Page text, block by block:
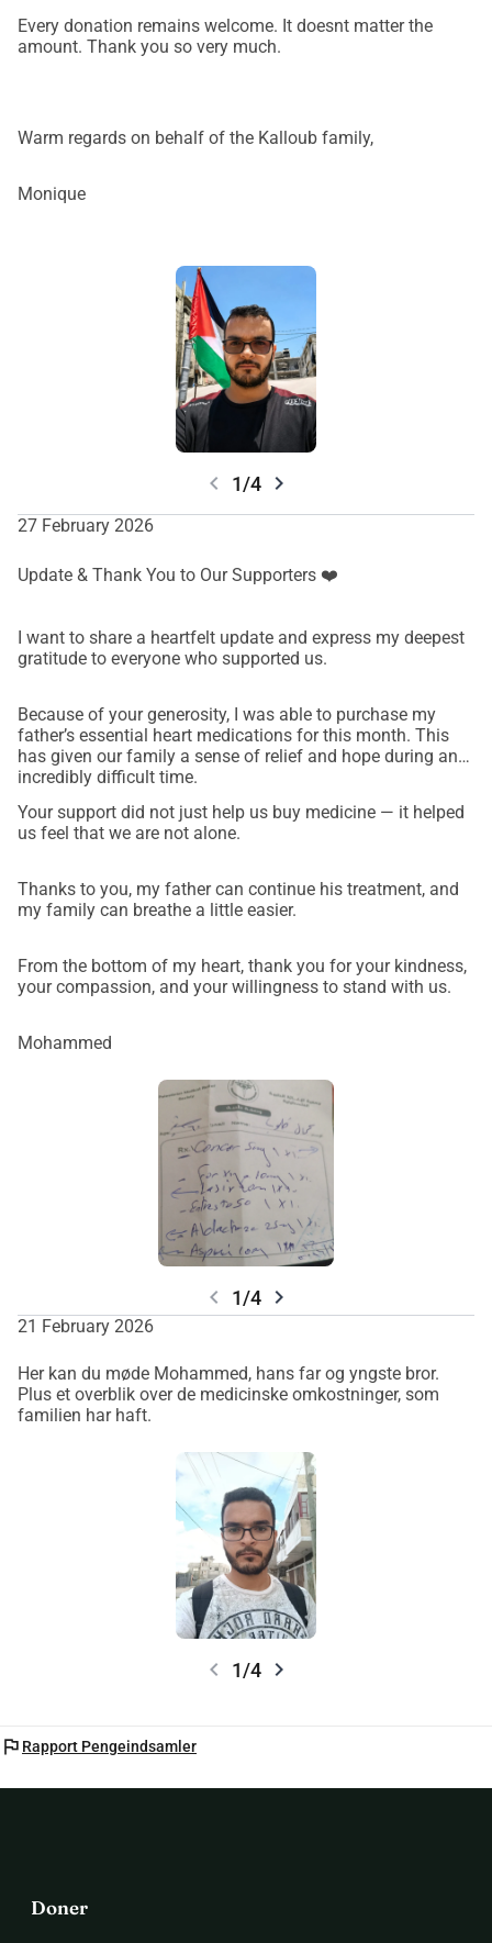
Every donation remains welcome. It doesnt matter the
amount. Thank you so very much.
Warm regards on behalf of the Kalloub family,
Monique
chevron_left 1/4 chevron_right
27 February 2026
Update & Thank You to Our Supporters ❤️
I want to share a heartfelt update and express my deepest
gratitude to everyone who supported us.
Because of your generosity, I was able to purchase my
father’s essential heart medications for this month. This
has given our family a sense of relief and hope during an
incredibly difficult time.
Your support did not just help us buy medicine — it helped
us feel that we are not alone.
Thanks to you, my father can continue his treatment, and
my family can breathe a little easier.
From the bottom of my heart, thank you for your kindness,
your compassion, and your willingness to stand with us.
Mohammed
chevron_left 1/4 chevron_right
21 February 2026
Her kan du møde Mohammed, hans far og yngste bror.
Plus et overblik over de medicinske omkostninger, som
familien har haft.
chevron_left 1/4 chevron_right
flag Rapport Pengeindsamler
Doner